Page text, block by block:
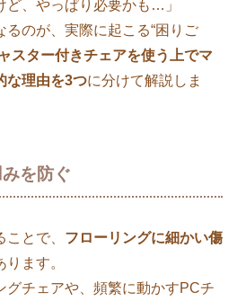
ど、やっぱり必要かも…」
るのが、実際に起こる“困りご
スター付きチェアを使う上でマ
な理由を3つに分けて解説しま
を防ぐ
とで、 フローリングに細かい傷
ります。
グチェアや、頻繁に動かすPCチ